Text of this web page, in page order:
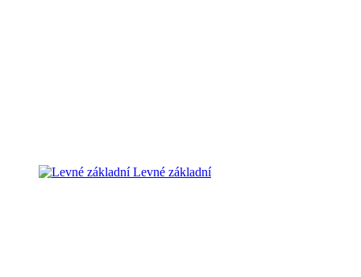
Levné základní